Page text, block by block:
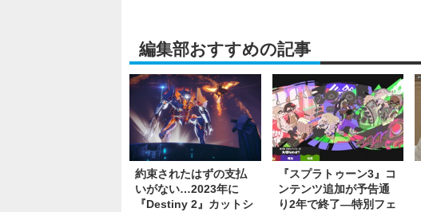
編集部おすすめの記事
約束されたはずの支払
いがない…2023年に
『Destiny 2』カットシ
『スプラトゥーン3』コ
ンテンツ追加が予告通
り2年で終了―特別フェ